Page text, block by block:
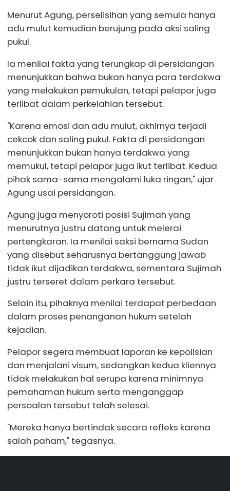
Menurut Agung, perselisihan yang semula hanya
adu mulut kemudian berujung pada aksi saling
pukul.
Ia menilai fakta yang terungkap di persidangan
menunjukkan bahwa bukan hanya para terdakwa
yang melakukan pemukulan, tetapi pelapor juga
terlibat dalam perkelahian tersebut.
"Karena emosi dan adu mulut, akhirnya terjadi
cekcok dan saling pukul. Fakta di persidangan
menunjukkan bukan hanya terdakwa yang
memukul, tetapi pelapor juga ikut terlibat. Kedua
pihak sama-sama mengalami luka ringan," ujar
Agung usai persidangan.
Agung juga menyoroti posisi Sujimah yang
menurutnya justru datang untuk melerai
pertengkaran. Ia menilai saksi bernama Sudan
yang disebut seharusnya bertanggung jawab
tidak ikut dijadikan terdakwa, sementara Sujimah
justru terseret dalam perkara tersebut.
Selain itu, pihaknya menilai terdapat perbedaan
dalam proses penanganan hukum setelah
kejadian.
Pelapor segera membuat laporan ke kepolisian
dan menjalani visum, sedangkan kedua kliennya
tidak melakukan hal serupa karena minimnya
pemahaman hukum serta menganggap
persoalan tersebut telah selesai.
"Mereka hanya bertindak secara refleks karena
salah paham," tegasnya.